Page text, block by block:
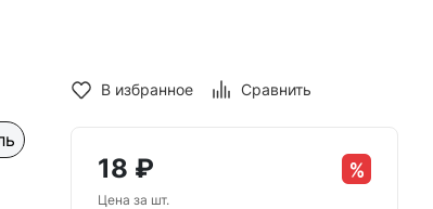
В избранное Сравнить
18 ₽
Цена за шт.